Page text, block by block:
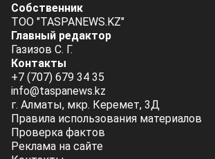
Собственник
ТОО "TASPANEWS.KZ"
Главный редактор
Газизов С. Г.
Контакты
+7 (707) 679 34 35
info@taspanews.kz
г. Алматы, мкр. Керемет, 3Д
Правила использования материалов
Проверка фактов
Реклама на сайте